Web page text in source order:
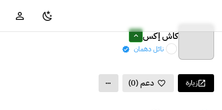
كاش إكس
نائل دهمان
زيارة دعم (0)